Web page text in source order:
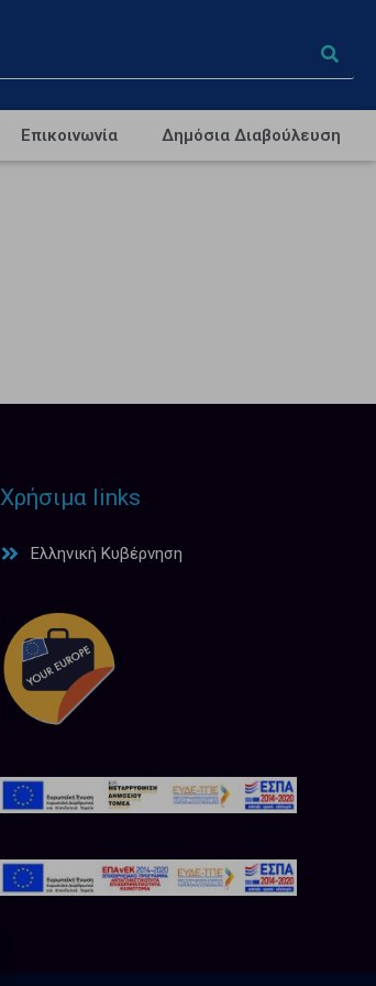
Επικοινωνία Δημόσια Διαβούλευση
Χρήσιμα links
Ελληνική Κυβέρνηση